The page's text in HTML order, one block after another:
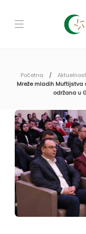
Početna
Mreže mladih Muftijstva
održana u